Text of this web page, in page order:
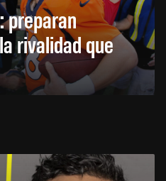
preparan
rivalidad que